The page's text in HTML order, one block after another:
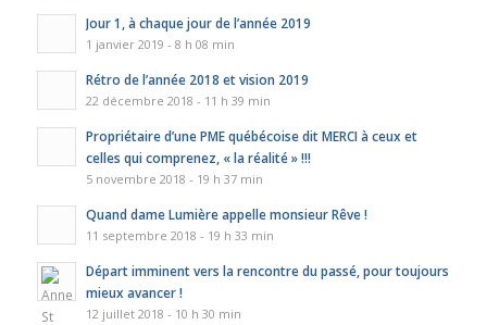
Jour 1, à chaque jour de l’année 2019
1 janvier 2019 - 8 h 08 min
Rétro de l’année 2018 et vision 2019
22 décembre 2018 - 11 h 39 min
Propriétaire d’une PME québécoise dit MERCI à ceux et
celles qui comprenez, « la réalité » !!!
5 novembre 2018 - 19 h 37 min
Quand dame Lumière appelle monsieur Rêve !
11 septembre 2018 - 19 h 33 min
Départ imminent vers la rencontre du passé, pour toujours
mieux avancer !
12 juillet 2018 - 10 h 30 min